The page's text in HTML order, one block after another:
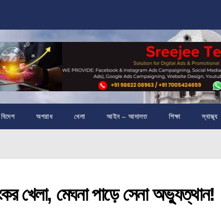
বিদেশ অপরাধ খেলা আইন – আদালত শিক্ষা স্বাস্থ্য
মেঘনা পাড়ে সেনা অভ্যুত্থান!